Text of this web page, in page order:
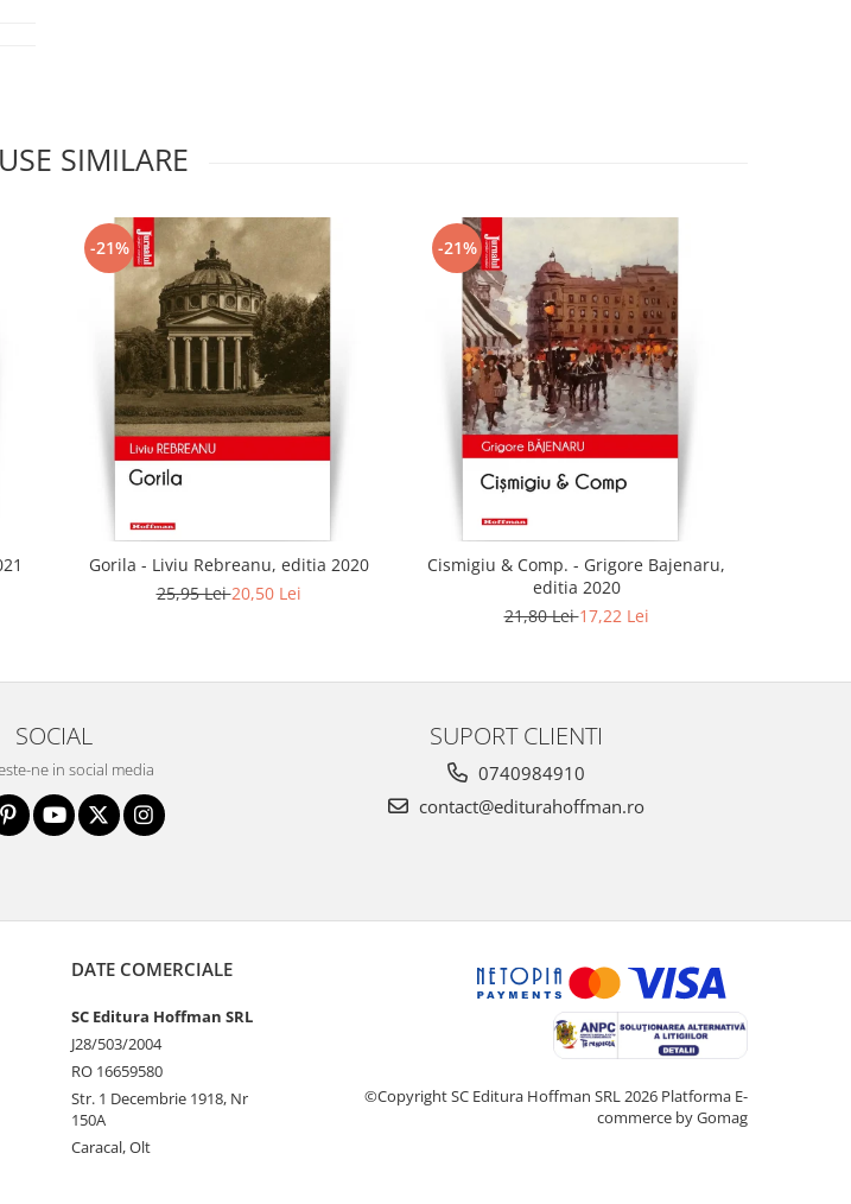
SIMILARE
-21%
Gorila - Liviu Rebreanu, editia 2020
25,95 Lei20,50 Lei
-21%
Cismigiu & Comp. - Grigore Bajenaru,
editia 2020
21,80 Lei17,22 Lei
SOCIAL
ne in social media
SUPORT CLIENTI
0740984910
contact@editurahoffman.ro
DATE COMERCIALE
SC Editura Hoffman SRL
J28/503/2004
RO 16659580
Str. 1 Decembrie 1918, Nr
150A
Caracal, Olt
©Copyright SC Editura Hoffman SRL 2026 Platforma E-
commerce by Gomag